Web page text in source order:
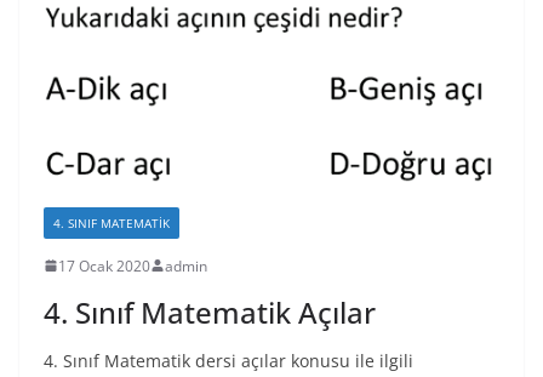
4. SINIF MATEMATIK
17 Ocak 2020 admin
4. Sınıf Matematik Açılar
4. Sınıf Matematik dersi açılar konusu ile ilgili